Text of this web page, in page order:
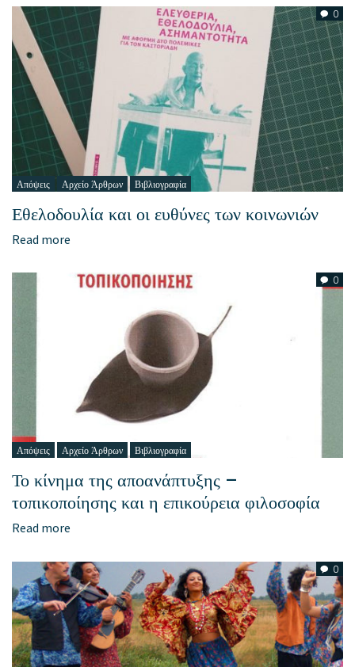
0
Απόψεις Αρχείο Άρθρων Βιβλιογραφία
Εθελοδουλία και οι ευθύνες των κοινωνιών
Read more
0
Απόψεις Αρχείο Άρθρων Βιβλιογραφία
Το κίνημα της αποανάπτυξης –
τοπικοποίησης και η επικούρεια φιλοσοφία
Read more
0